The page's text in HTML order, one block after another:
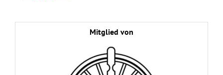
Mitglied von